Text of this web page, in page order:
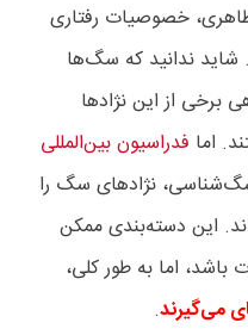
خصوصیات رفتاری
ندانید که سگ‌ها
برخی از این نژادها
اما فدراسیون بین‌المللی
نژادهای سگ را
این دسته‌بندی ممکن
اما به طور کلی،
.